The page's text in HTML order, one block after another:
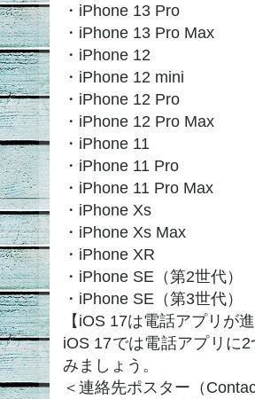
・iPhone 13 Pro
・iPhone 13 Pro Max
・iPhone 12
・iPhone 12 mini
・iPhone 12 Pro
・iPhone 12 Pro Max
・iPhone 11
・iPhone 11 Pro
・iPhone 11 Pro Max
・iPhone Xs
・iPhone Xs Max
・iPhone XR
・iPhone SE（第2世代）
・iPhone SE（第3世代）
【iOS 17は電話アプリが進
iOS 17では電話アプリに
みましょう。
＜連絡先ポスター（